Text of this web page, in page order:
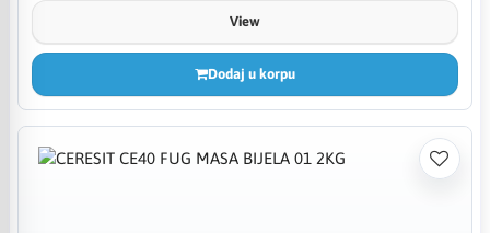
View
Dodaj u korpu